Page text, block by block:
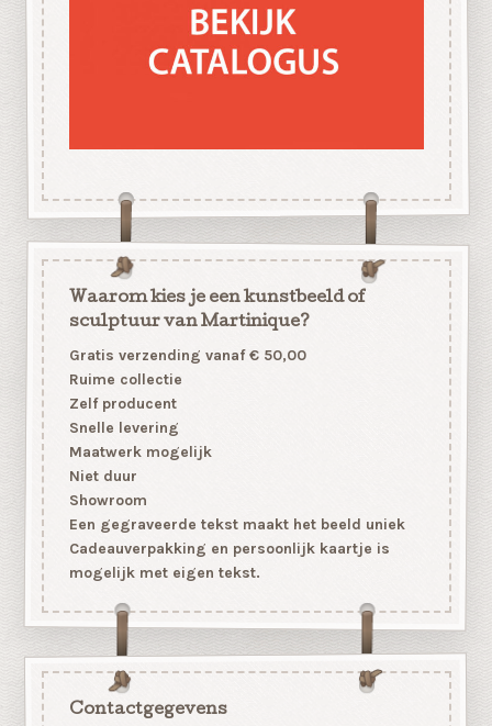
Waarom kies je een kunstbeeld of
sculptuur van Martinique?
Gratis verzending vanaf € 50,00
Ruime collectie
Zelf producent
Snelle levering
Maatwerk mogelijk
Niet duur
Showroom
Een gegraveerde tekst maakt het beeld uniek
Cadeauverpakking en persoonlijk kaartje is
mogelijk met eigen tekst.
Contactgegevens